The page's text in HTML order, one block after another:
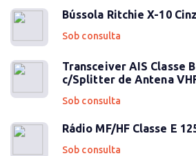
Bússola Ritchie X-10
Sob consulta
Transceiver AIS Classe
c/Splitter de Antena
Sob consulta
Rádio MF/HF Classe E
Sob consulta